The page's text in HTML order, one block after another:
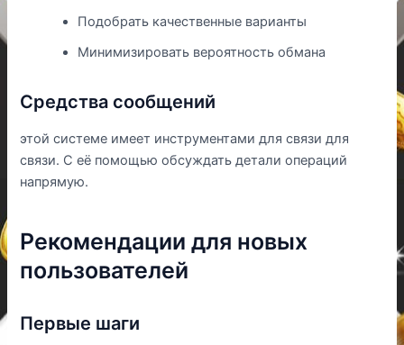
Подобрать качественные варианты
Минимизировать вероятность обмана
Средства сообщений
этой системе имеет инструментами для связи для
связи. С её помощью обсуждать детали операций
напрямую.
Рекомендации для новых
пользователей
Первые шаги